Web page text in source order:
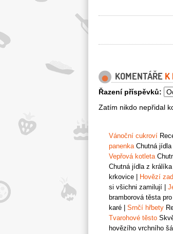
KOMENTÁŘE K
Řazení příspěvků:
Zatím nikdo nepřidal
Vánoční cukroví
panenkaChutná jídla
Vepřová kotleta
Chutná jídla z králíka
krkovice
Hovězí
si všichni zamilují
bramborová těsta
karé
Srnčí hřbety
Tvarohové těsto
hovězího vrchního